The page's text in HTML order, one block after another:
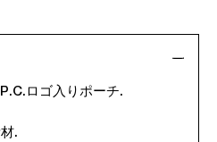
ロゴ入りポーチ.
.